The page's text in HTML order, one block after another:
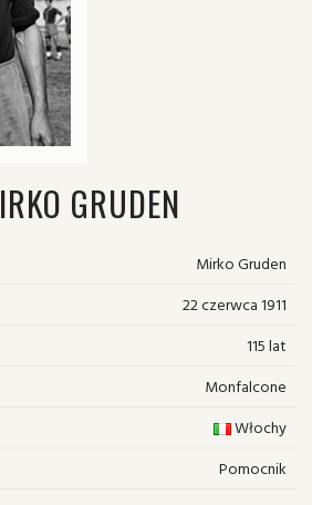
GRUDEN
Mirko Gruden
22 czerwca 1911
115 lat
Monfalcone
Włochy
Pomocnik